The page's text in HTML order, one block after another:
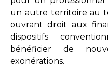
un autre territoire au
ouvrant droit aux
dispositifs
bénéficier de
exonérations.